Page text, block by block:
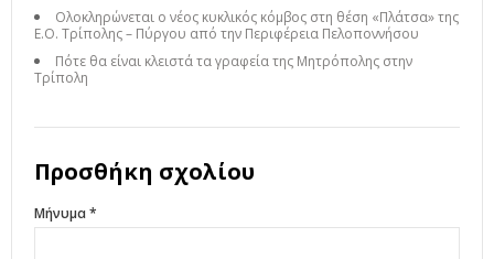
Ολοκληρώνεται ο νέος κυκλικός κόμβος στη θέση «Πλάτσα» της
Ε.Ο. Τρίπολης – Πύργου από την Περιφέρεια Πελοποννήσου
Πότε θα είναι κλειστά τα γραφεία της Μητρόπολης στην
Τρίπολη
Προσθήκη σχολίου
Μήνυμα *